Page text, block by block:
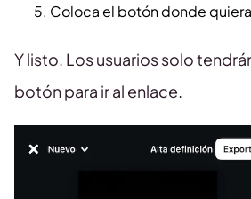
Coloca el botón donde
Y listo. Los usuarios solo
botón para ir al enlace.